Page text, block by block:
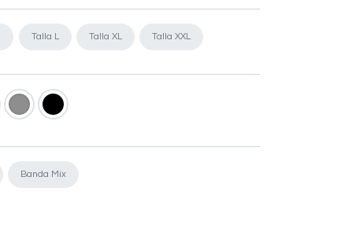
Talla L Talla XL Talla XXL
Banda Mix